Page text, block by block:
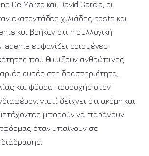
De Marzo και David Garcia, οι
εκατοντάδες χιλιάδες posts και
και βρήκαν ότι η συλλογική
agents εμφανίζει ορισμένες
που θυμίζουν ανθρώπινες
ουρές στη δραστηριότητα,
και φθορά προσοχής στον
γιατί δείχνει ότι ακόμη και
μπορούν να παράγουν
όταν μπαίνουν σε